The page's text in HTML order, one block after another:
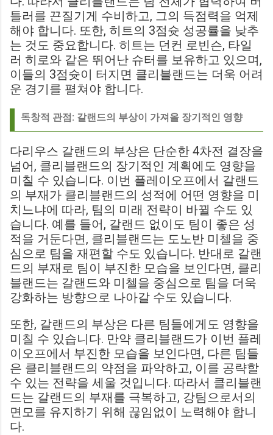
틀러를 끈질기게 수비하고, 그의 득점력을 억제
해야 합니다. 또한, 히트의 3점슛 성공률을 낮추
는 것도 중요합니다. 히트는 던컨 로빈슨, 타일
러 히로와 같은 뛰어난 슈터를 보유하고 있으며,
이들의 3점슛이 터지면 클리블랜드는 더욱 어려
운 경기를 펼쳐야 합니다.
독창적 관점: 갈랜드의 부상이 가져올 장기적인 영향
다리우스 갈랜드의 부상은 단순한 4차전 결장을
넘어, 클리블랜드의 장기적인 계획에도 영향을
미칠 수 있습니다. 이번 플레이오프에서 갈랜드
의 부재가 클리블랜드의 성적에 어떤 영향을 미
치느냐에 따라, 팀의 미래 전략이 바뀔 수도 있
습니다. 예를 들어, 갈랜드 없이도 팀이 좋은 성
적을 거둔다면, 클리블랜드는 도노반 미첼을 중
심으로 팀을 재편할 수도 있습니다. 반대로 갈랜
드의 부재로 팀이 부진한 모습을 보인다면, 클리
블랜드는 갈랜드와 미첼을 중심으로 팀을 더욱
강화하는 방향으로 나아갈 수도 있습니다.
또한, 갈랜드의 부상은 다른 팀들에게도 영향을
미칠 수 있습니다. 만약 클리블랜드가 이번 플레
이오프에서 부진한 모습을 보인다면, 다른 팀들
은 클리블랜드의 약점을 파악하고, 이를 공략할
수 있는 전략을 세울 것입니다. 따라서 클리블랜
드는 갈랜드의 부재를 극복하고, 강팀으로서의
면모를 유지하기 위해 끊임없이 노력해야 합니
다.